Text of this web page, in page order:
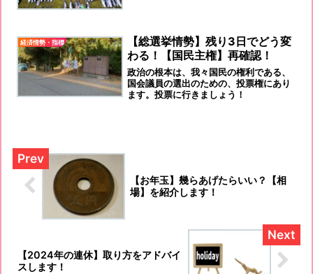
い」もダメですけど～～！笑男一人のマ
グロ一本釣り！なんか、人生賭けての男
気の仕事ですね！手に持つテグスでの
200キロマグロとの30分間の駆け引き格
闘！画になりますね！観ている方も、力
が入...
経済情勢・指標
【総選挙情勢】残り3日でどう変
わる！【国民主権】再確認！
政治の根本は、我々国民の権利である、
国会議員の選出のための、投票権にあり
ます。投票に行きましょう！
【お年玉】幾らあげたらいい？【相
場】を紹介します！
【2024年の連休】取り方をアドバイ
スします！